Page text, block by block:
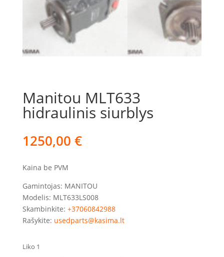
Manitou MLT633
hidraulinis siurblys
1250,00 €
Kaina be PVM
Gamintojas: MANITOU
Modelis: MLT633LS008
Skambinkite: +37060842988
Rašykite: usedparts@kasima.lt
Liko 1